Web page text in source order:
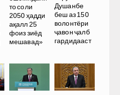
то соли
2050 ҳадди
ақалл 25
фоиз зиёд
мешавад»
Душанбе
беш аз 150
волонтёри
ҷавон ҷалб
гардидааст